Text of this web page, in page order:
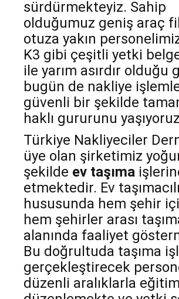
sürdürmekteyiz. Sahip
olduğumuz geniş araç
otuza yakın
K3 gibi çeşitli yetki
ile yarım asırdır olduğu
bugün de nakliye
güvenli bir şekilde
haklı gururunu
Türkiye Nakliyeciler
üye olan şirketimiz
şekilde ev taşıma
etmektedir. Ev
hususunda hem şehir
hem şehirler arası
alanında faaliyet
Bu doğrultuda taşıma
gerçekleştirecek
düzenli aralıklarla